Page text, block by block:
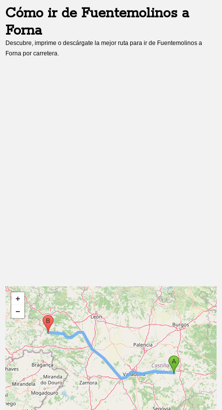
Cómo ir de Fuentemolinos a
Forna
Descubre, imprime o descárgate la mejor ruta para ir de Fuentemolinos a
Forna por carretera.